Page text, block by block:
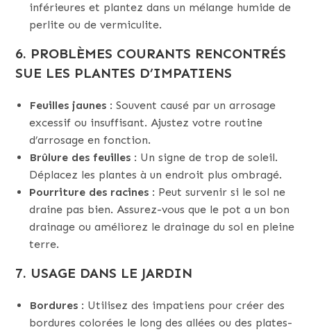
inférieures et plantez dans un mélange humide de
perlite ou de vermiculite.
6. PROBLÈMES COURANTS RENCONTRÉS
SUE LES PLANTES D’IMPATIENS
Feuilles jaunes : Souvent causé par un arrosage
excessif ou insuffisant. Ajustez votre routine
d’arrosage en fonction.
Brûlure des feuilles : Un signe de trop de soleil.
Déplacez les plantes à un endroit plus ombragé.
Pourriture des racines : Peut survenir si le sol ne
draine pas bien. Assurez-vous que le pot a un bon
drainage ou améliorez le drainage du sol en pleine
terre.
7. USAGE DANS LE JARDIN
Bordures : Utilisez des impatiens pour créer des
bordures colorées le long des allées ou des plates-